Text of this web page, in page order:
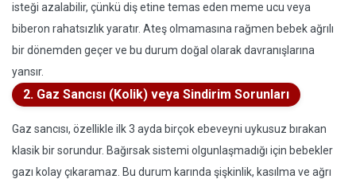
isteği azalabilir, çünkü diş etine temas eden meme ucu veya
biberon rahatsızlık yaratır. Ateş olmamasına rağmen bebek ağrılı
bir dönemden geçer ve bu durum doğal olarak davranışlarına
yansır.
2. Gaz Sancısı (Kolik) veya Sindirim Sorunları
Gaz sancısı, özellikle ilk 3 ayda birçok ebeveyni uykusuz bırakan
klasik bir sorundur. Bağırsak sistemi olgunlaşmadığı için bebekler
gazı kolay çıkaramaz. Bu durum karında şişkinlik, kasılma ve ağrı